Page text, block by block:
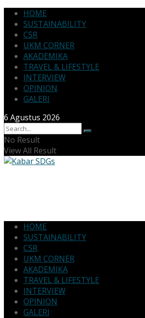
HOME
SUSTAINABILITY
CSR
UKM CORNER
AKADEMIKA
TRAVEL & LIFESTYLE
INTERVIEW
OPINION
GALERI
6 Agustus 2026
No Result
View All Result
HOME
SUSTAINABILITY
CSR
UKM CORNER
AKADEMIKA
TRAVEL & LIFESTYLE
INTERVIEW
OPINION
GALERI